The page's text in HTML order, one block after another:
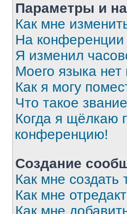
Параметры и
Как мне
На
Я изменил
Моего языка нет
Как я могу
Что такое
Когда я щёлкаю
конференцию!
Создание
Как мне
Как мне
Как мне